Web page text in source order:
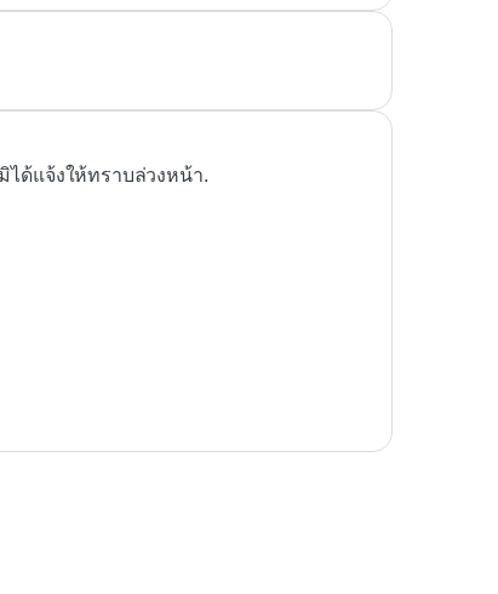
ได้แจ้งให้ทราบล่วงหน้า.